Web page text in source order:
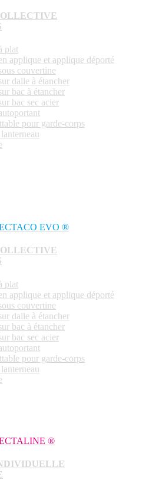
plat
applique et applique déporté
couvertine
dalle à étancher
bac à étancher
bac sec acier
pour garde-corps
EVO ®
plat
applique et applique déporté
couvertine
dalle à étancher
bac à étancher
bac sec acier
pour garde-corps
®